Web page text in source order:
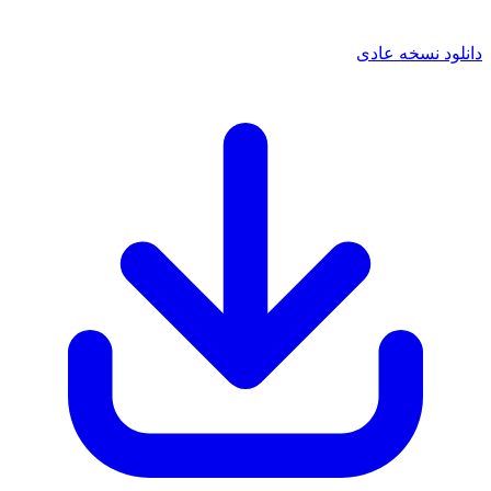
نسخه عادی